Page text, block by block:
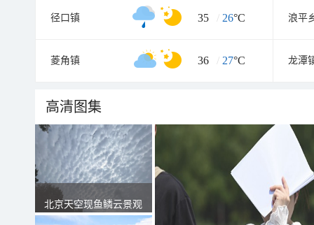
径口镇 35 / 26°C 浪平
菱角镇 36 / 27°C 龙潭
高清图集
北京天空现鱼鳞云景观